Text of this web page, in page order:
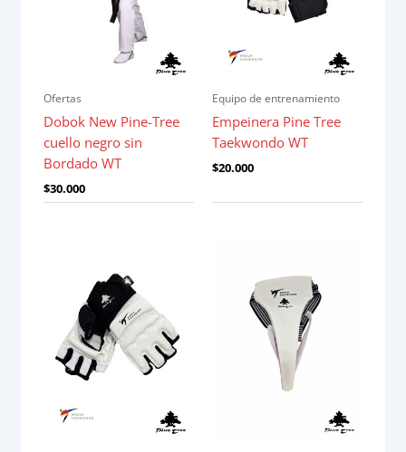
Ofertas
Dobok New Pine-Tree
cuello negro sin
Bordado WT
$30.000
Equipo de entrenamiento
Empeinera Pine Tree
Taekwondo WT
$20.000